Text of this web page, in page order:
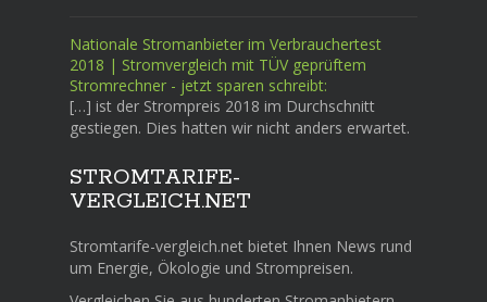
Nationale Stromanbieter im Verbrauchertest
2018 | Stromvergleich mit TÜV geprüftem
Stromrechner - jetzt sparen schreibt:
[…] ist der Strompreis 2018 im Durchschnitt
gestiegen. Dies hatten wir nicht anders erwartet.
STROMTARIFE-
VERGLEICH.NET
Stromtarife-vergleich.net bietet Ihnen News rund
um Energie, Ökologie und Strompreisen.